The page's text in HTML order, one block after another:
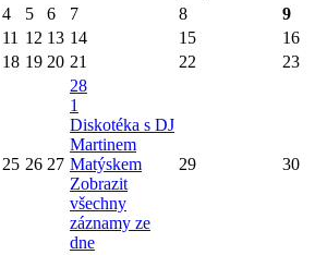
4 5 6 7 8
9
11 12 13 14 15
16
18 19 20 21 22 23
25 26 27
28
1
Diskotéka s DJ
Martinem
Matýskem
Zobrazit
všechny
záznamy ze
dne
29 30